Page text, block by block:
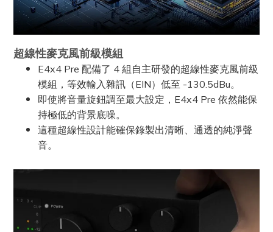
超線性麥克風前級模組
E4x4 Pre 配備了 4 組自主研發的超線性麥克風前級
模組，等效輸入雜訊（EIN）低至 -130.5dBu。
即使將音量旋鈕調至最大設定，E4x4 Pre 依然能保
持極低的背景底噪。
這種超線性設計能確保錄製出清晰、通透的純淨聲
音。